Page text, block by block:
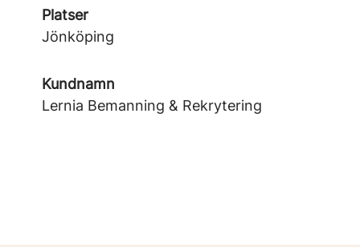
Platser
Jönköping
Kundnamn
Lernia Bemanning & Rekrytering